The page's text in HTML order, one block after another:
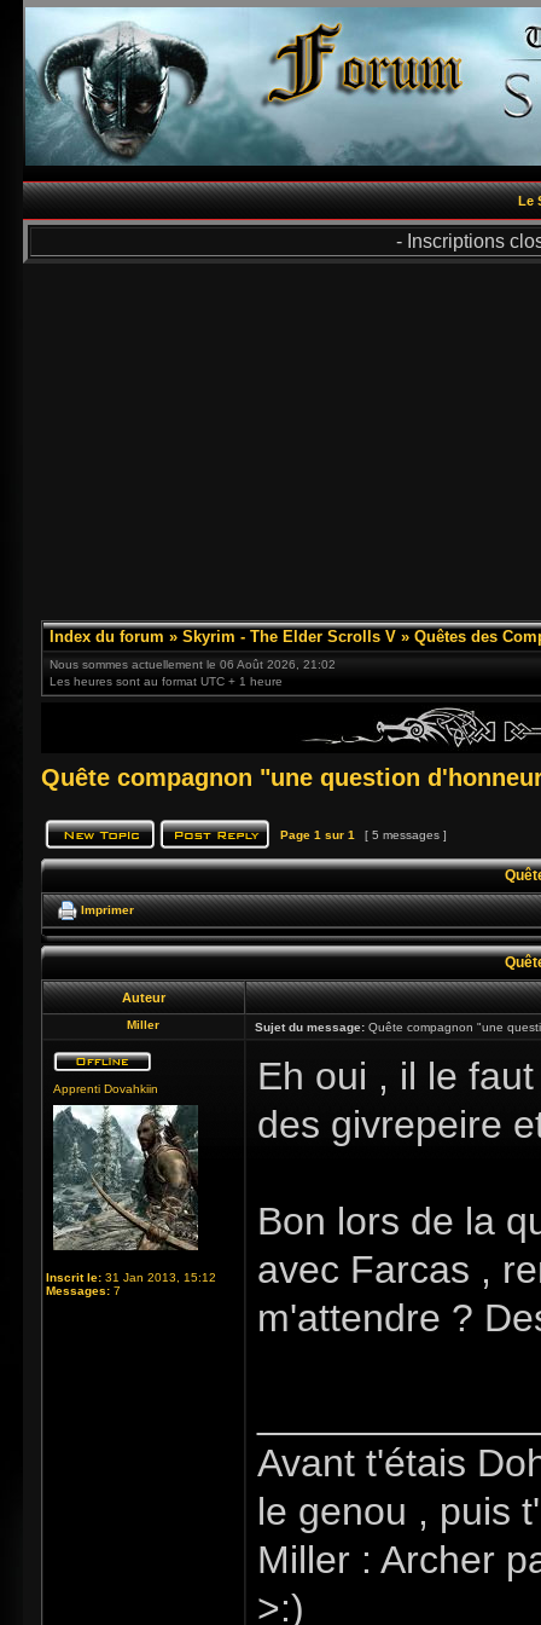
Le
- Inscriptions
Index du forum » Skyrim - The Elder Scrolls V » Quêtes des
Nous sommes actuellement le 06 Août 2026, 21:02
Les heures sont au format UTC + 1 heure
Quête compagnon "une question
Page 1 sur 1 [ 5 messages ]
Imprimer
Auteur
Miller Sujet du message: Quête compagnon "une
Apprenti Dovahkiin
Inscrit le: 31 Jan 2013, 15:12
Messages: 7
Eh oui , il le
des givrepeire
Bon lors de la
avec Farcas ,
m'attendre ?
Avant t'étais
le genou , puis
Miller : Archer
>:)